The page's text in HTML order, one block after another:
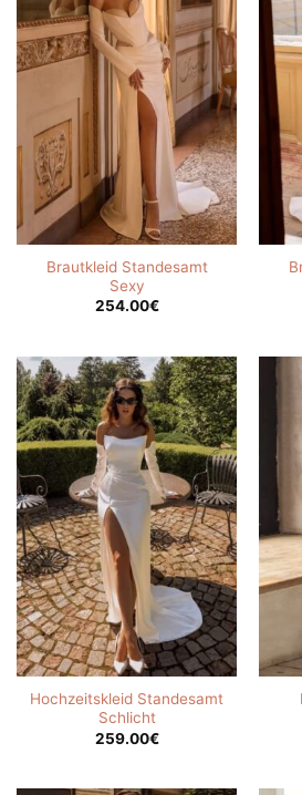
Brautkleid Standesamt
Sexy
254.00€
Hochzeitskleid Standesamt
Schlicht
259.00€